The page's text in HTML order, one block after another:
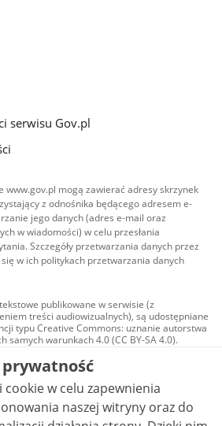
serwisu Gov.pl
www.gov.pl mogą zawierać adresy skrzynek
z odnośnika będącego adresem e-
jego danych (adres e-mail oraz
w wiadomości) w celu przesłania
Szczegóły przetwarzania danych przez
w ich politykach przetwarzania danych
publikowane w serwisie (z
treści audiowizualnych), są udostępniane
typu Creative Commons: uznanie autorstwa
samych warunkach 4.0 (CC BY-SA 4.0).
audiowizualne, w tym zdjęcia, materiały
są udostępniane na licencji typu
Commons: uznanie autorstwa użycie
- bez utworów zależnych 4.0 (CC BY-
4.0), o ile nie jest to stwierdzone inaczej.
w celu zapewnienia
naszej witryny oraz do